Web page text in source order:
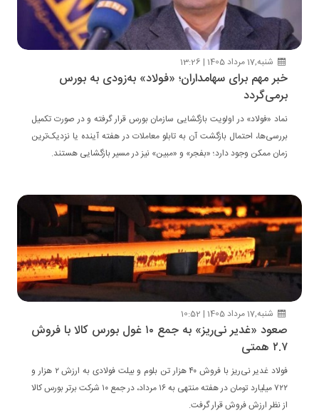
شنبه,17 مرداد 1405 | 13:26
خبر مهم برای سهامداران؛ «فولاد» به‌زودی به بورس
برمی‌گردد
نماد «فولاد» در اولویت بازگشایی سازمان بورس قرار گرفته و در صورت تکمیل
بررسی‌ها، احتمال بازگشت آن به تابلو معاملات در هفته آینده یا نزدیک‌ترین
زمان ممکن وجود دارد؛ «بفجر» و «مبین» نیز در مسیر بازگشایی هستند.
شنبه,17 مرداد 1405 | 10:52
صعود «غدیر نی‌ریز» به جمع ۱۰ غول بورس کالا با فروش
۲.۷ همتی
فولاد غدیر نی‌ریز با فروش ۴۰ هزار تن بلوم و بیلت فولادی به ارزش ۲ هزار و
۷۲۲ میلیارد تومان در هفته منتهی به ۱۶ مرداد، در جمع ۱۰ شرکت برتر بورس کالا
از نظر ارزش فروش قرار گرفت.